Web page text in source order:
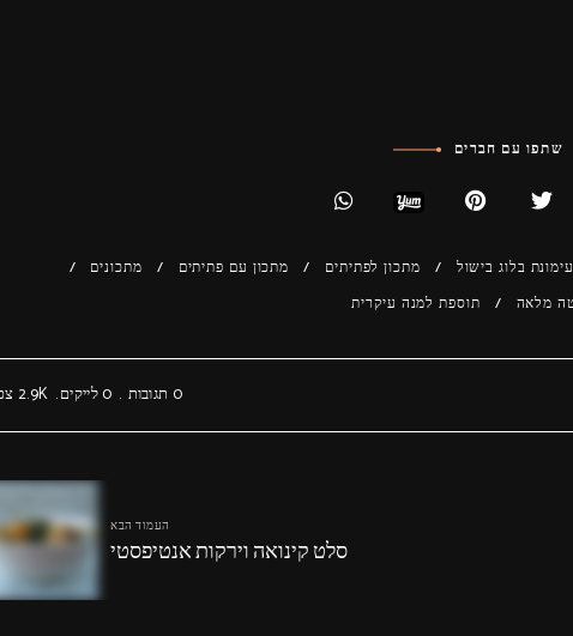
שתפו עם חברים
בלוג בישול מתכון לפתיתים מתכון עם פתיתים
מתכונים
מלאה
תוספת למנה עיקרית
0 תגובות 0לייקים 2.9K
העמוד הבא
סלט קינואה וירקות אנטיפסטי